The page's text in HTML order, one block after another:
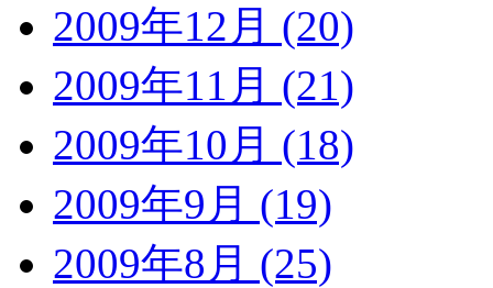
2009年12月 (20)
2009年11月 (21)
2009年10月 (18)
2009年9月 (19)
2009年8月 (25)